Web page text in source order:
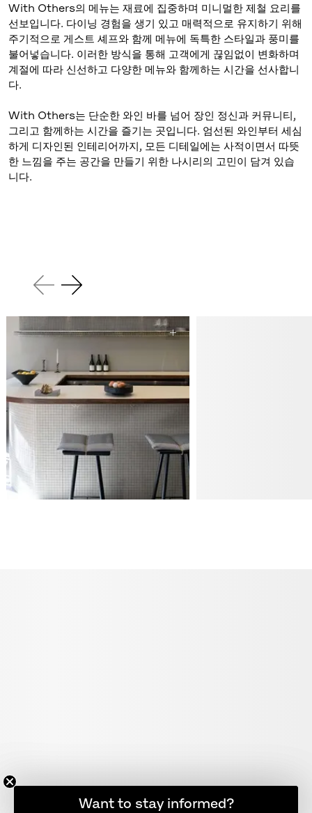
With Others의 메뉴는 재료에 집중하며 미니멀한 제철 요리를
선보입니다. 다이닝 경험을 생기 있고 매력적으로 유지하기 위해
주기적으로 게스트 셰프와 함께 메뉴에 독특한 스타일과 풍미를
불어넣습니다. 이러한 방식을 통해 고객에게 끊임없이 변화하며
계절에 따라 신선하고 다양한 메뉴와 함께하는 시간을 선사합니
다.
With Others는 단순한 와인 바를 넘어 장인 정신과 커뮤니티,
그리고 함께하는 시간을 즐기는 곳입니다. 엄선된 와인부터 세심
하게 디자인된 인테리어까지, 모든 디테일에는 사적이면서 따뜻
한 느낌을 주는 공간을 만들기 위한 나시리의 고민이 담겨 있습
니다.
소식을 계속 받아보고 싶으신가요?
Want to stay informed?